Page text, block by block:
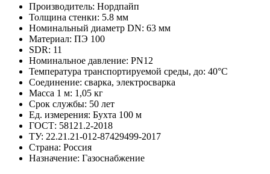
Производитель: Нордпайп
Толщина стенки: 5.8 мм
Номинальный диаметр DN: 63 мм
Материал: ПЭ 100
SDR: 11
Номинальное давление: PN12
Температура транспортируемой среды, до: 40°С
Соединение: сварка, электросварка
Масса 1 м: 1,05 кг
Срок службы: 50 лет
Ед. измерения: Бухта 100 м
ГОСТ: 58121.2-2018
ТУ: 22.21.21-012-87429499-2017
Страна: Россия
Назначение: Газоснабжение